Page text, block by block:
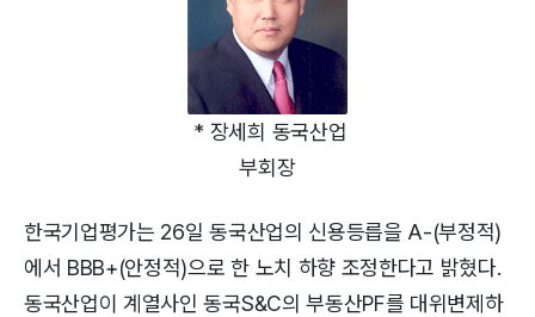
* 장세희 동국산업
부회장
한국기업평가는 26일 동국산업의 신용등릅을 A-(부정적)
에서 BBB+(안정적)으로 한 노치 하향 조정한다고 밝혔다.
동국산업이 계열사인 동국S&C의 부동산PF를 대위변제하